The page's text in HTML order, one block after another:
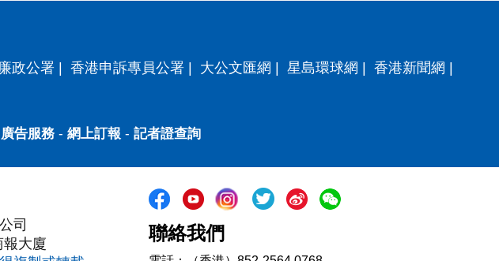
政公署 | 香港申訴專員公署 | 大公文匯網 | 星島環球網 | 香港新聞網 |
廣告服務- 網上訂報 - 記者證查詢
司
大廈
聯絡我們